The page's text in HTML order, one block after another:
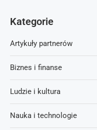
Kategorie
Artykuły partnerów
Biznes i finanse
Ludzie i kultura
Nauka i technologie